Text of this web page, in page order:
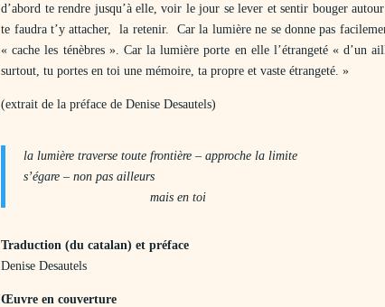
d’abord te rendre jusqu’à elle, voir le jour se lever et sentir bouger
te faudra t’y attacher, la retenir. Car la lumière ne se donne pas
« cache les ténèbres ». Car la lumière porte en elle l’étrangeté « d’un
surtout, tu portes en toi une mémoire, ta propre et vaste étrangeté. »
(extrait de la préface de Denise Desautels)
la lumière traverse toute frontière – approche la limite
s’égare – non pas ailleurs
mais en toi
Traduction (du catalan) et préface
Denise Desautels
Œuvre en couverture